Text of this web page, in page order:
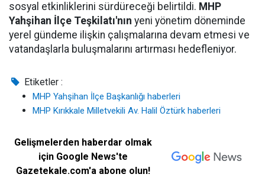
sosyal etkinliklerini sürdüreceği belirtildi. MHP
Yahşihan İlçe Teşkilatı'nın yeni yönetim döneminde
yerel gündeme ilişkin çalışmalarına devam etmesi ve
vatandaşlarla buluşmalarını artırması hedefleniyor.
Etiketler :
MHP Yahşihan İlçe Başkanlığı haberleri
MHP Kırıkkale Milletvekili Av. Halil Öztürk haberleri
Gelişmelerden haberdar olmak
için Google News'te
Gazetekale.com'a abone olun!